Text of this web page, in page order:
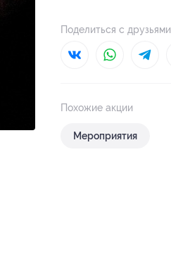
Поделиться с друзьями
Похожие акции
Мероприятия